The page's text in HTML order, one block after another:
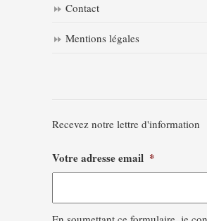
Contact
Mentions légales
Recevez notre lettre d'information
Votre adresse email *